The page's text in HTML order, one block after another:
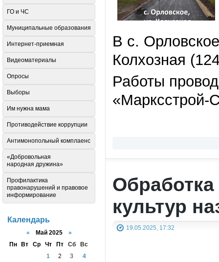
В с.
Колхозная
Работы
«Марксстрой-
культур
19.05.2025, 17:32
ГО и ЧС
Муниципальные образования
Интернет-приемная
Видеоматериалы
Опросы
Выборы
Им нужна мама
Противодействие коррупции
Антимонопольный комплаенс
«Добровольная
народная дружина»
Профилактика
правонарушений и правовое
информирование
Календарь
« Май 2025 »
Пн
Вт Ср Чт Пт Сб
Вс
1
2 3
4